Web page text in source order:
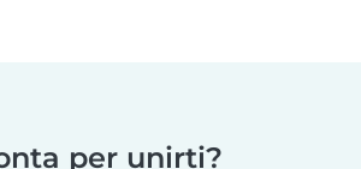
per unirti?